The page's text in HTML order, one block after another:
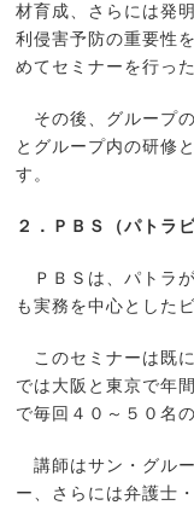
材育成、さらには発
利侵害予防の重要性
めてセミナーを行っ
その後、グループ
とグループ内の研修
す。
２．ＰＢＳ（パトラ
ＰＢＳは、パトラ
も実務を中心とした
このセミナーは既
では大阪と東京で年
で毎回４０～５０名
講師はサン・グル
ー、さらには弁護士